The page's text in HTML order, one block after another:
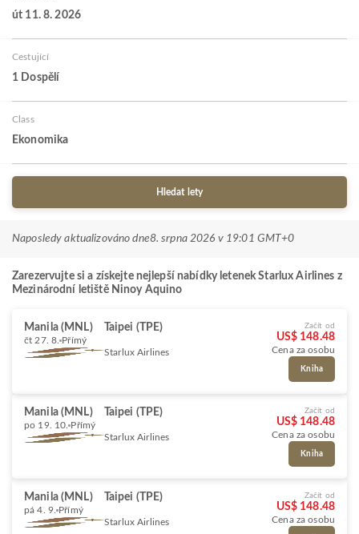
út 11. 8. 2026
Cestující
1 Dospělí
Class
Ekonomika
Hledat lety
Naposledy aktualizováno dne8. srpna 2026 v 19:01 GMT+0
Zarezervujte si a získejte nejlepší nabídky letenek Starlux Airlines z
Mezinárodní letiště Ninoy Aquino
Manila (MNL) Taipei (TPE)
čt 27. 8. Přímý
Starlux Airlines
Začít od
US$ 148.48
Cena za osobu
Kniha
Manila (MNL) Taipei (TPE)
po 19. 10. Přímý
Starlux Airlines
Začít od
US$ 148.48
Cena za osobu
Kniha
Manila (MNL) Taipei (TPE)
pá 4. 9. Přímý
Starlux Airlines
Začít od
US$ 148.48
Cena za osobu